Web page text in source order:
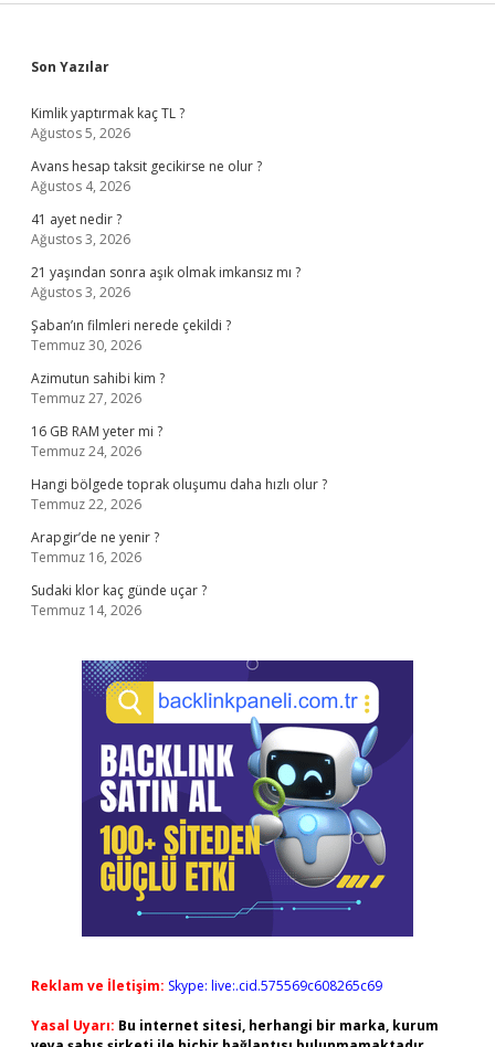
Sidebar
Son Yazılar
Kimlik yaptırmak kaç TL ?
Ağustos 5, 2026
Avans hesap taksit gecikirse ne olur ?
Ağustos 4, 2026
41 ayet nedir ?
Ağustos 3, 2026
21 yaşından sonra aşık olmak imkansız mı ?
Ağustos 3, 2026
Şaban’ın filmleri nerede çekildi ?
Temmuz 30, 2026
Azimutun sahibi kim ?
Temmuz 27, 2026
16 GB RAM yeter mi ?
Temmuz 24, 2026
Hangi bölgede toprak oluşumu daha hızlı olur ?
Temmuz 22, 2026
Arapgir’de ne yenir ?
Temmuz 16, 2026
Sudaki klor kaç günde uçar ?
Temmuz 14, 2026
Reklam ve İletişim: Skype: live:.cid.575569c608265c69
Yasal Uyarı: Bu internet sitesi, herhangi bir marka, kurum